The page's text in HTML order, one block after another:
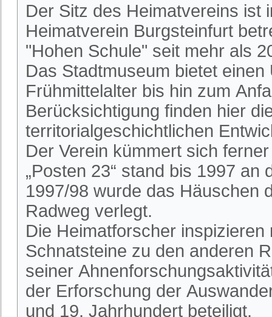
Der Sitz des Heimatvereins ist
Heimatverein Burgsteinfurt
"Hohen Schule" seit mehr als
Das Stadtmuseum bietet
Frühmittelalter bis hin zum
Berücksichtigung finden hier
territorialgeschichtlichen
Der Verein kümmert sich
„Posten 23“ stand bis 1997
1997/98 wurde das Häuschen
Radweg verlegt.
Die Heimatforscher
Schnatsteine zu den anderen
seiner
der Erforschung der
und 19. Jahrhundert beteiligt.